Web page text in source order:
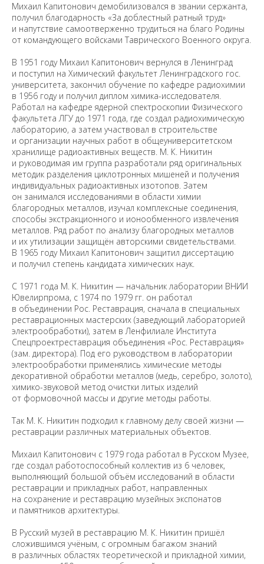
Михаил Капитонович демобилизовался в звании сержанта,
получил благодарность «За доблестный ратный труд»
и напутствие самоотверженно трудиться на благо Родины
от командующего войсками Таврического Военного округа.
В 1951 году Михаил Капитонович вернулся в Ленинград
и поступил на Химический факультет Ленинградского гос.
университета, закончил обучение по кафедре радиохимии
в 1956 году и получил диплом химика-исследователя.
Работал на кафедре ядерной спектроскопии Физического
факультета ЛГУ до 1971 года, где создал радиохимическую
лабораторию, а затем участвовал в строительстве
и организации научных работ в общеуниверситетском
хранилище радиоактивных веществ. М. К. Никитин
и руководимая им группа разработали ряд оригинальных
методик разделения циклотронных мишеней и получения
индивидуальных радиоактивных изотопов. Затем
он занимался исследованиями в области химии
благородных металлов, изучал комплексные соединения,
способы экстракционного и ионообменного извлечения
металлов. Ряд работ по анализу благородных металлов
и их утилизации защищён авторскими свидетельствами.
В 1965 году Михаил Капитонович защитил диссертацию
и получил степень кандидата химических наук.
С 1971 года М. К. Никитин — начальник лаборатории ВНИИ
Ювелирпрома, с 1974 по 1979 гг. он работал
в объединении Рос. Реставрация, сначала в специальных
реставрационных мастерских (заведующий лабораторией
электрообработки), затем в Ленфилиале Института
Спецпроектреставрация объединения «Рос. Реставрация»
(зам. директора). Под его руководством в лаборатории
электрообработки применялись химические методы
декоративной обработки металлов (медь, серебро, золото),
химико-звуковой метод очистки литых изделий
от формовочной массы и другие методы работы.
Так М. К. Никитин подходил к главному делу своей жизни —
реставрации различных материальных объектов.
Михаил Капитонович с 1979 года работал в Русском Музее,
где создал работоспособный коллектив из 6 человек,
выполняющий большой объём исследований в области
реставрации и прикладных работ, направленных
на сохранение и реставрацию музейных экспонатов
и памятников архитектуры.
В Русский музей в реставрацию М. К. Никитин пришёл
сложившимся учёным, с огромным багажом знаний
в различных областях теоретической и прикладной химии,